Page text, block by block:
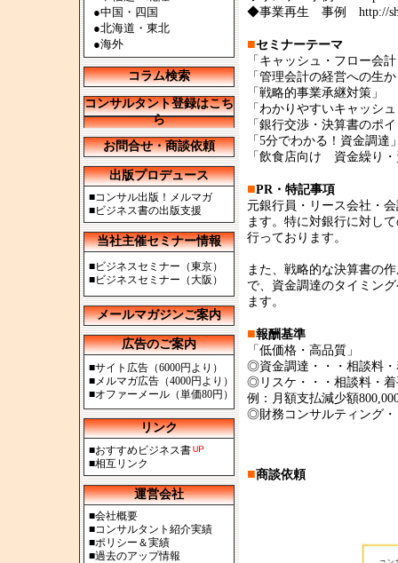
●中国・四国
●北海道・東北
●海外
コラム検索
コンサルタント登録はこち
ら
お問合せ・商談依頼
出版プロデュース
■コンサル出版！メルマガ
■ビジネス書の出版支援
当社主催セミナー情報
■ビジネスセミナー（東京）
■ビジネスセミナー（大阪）
メールマガジンご案内
広告のご案内
■サイト広告（6000円より）
■メルマガ広告（4000円より）
■オファーメール（単価80円）
リンク
■おすすめビジネス書
■相互リンク
運営会社
■会社概要
■コンサルタント紹介実績
■ポリシー＆実績
■過去のアップ情報
◆事業再生 事例 http://
■セミナーテーマ
「キャッシュ・フロー会
「管理会計の経営への生
「戦略的事業承継対策」
「わかりやすいキャッシ
「銀行交渉・決算書のポ
「5分でわかる！資金調達
「飲食店向け 資金繰り
■PR・特記事項
元銀行員・リース会社・
ます。特に対銀行に対し
行っております。
また、戦略的な決算書の
で、資金調達のタイミン
ます。
■報酬基準
「低価格・高品質」
◎資金調達・・・相談料・
◎リスケ・・・相談料・着
例：月額支払減少額
◎財務コンサルティング
■商談依頼